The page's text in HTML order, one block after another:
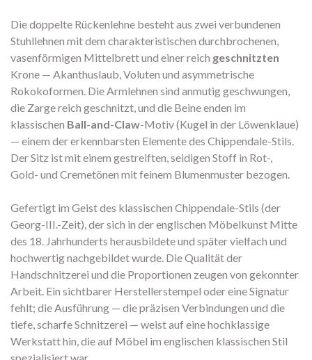
Die doppelte Rückenlehne besteht aus zwei verbundenen
Stuhllehnen mit dem charakteristischen durchbrochenen,
vasenförmigen Mittelbrett und einer reich geschnitzten
Krone — Akanthuslaub, Voluten und asymmetrische
Rokokoformen. Die Armlehnen sind anmutig geschwungen,
die Zarge reich geschnitzt, und die Beine enden im
klassischen Ball-and-Claw-Motiv (Kugel in der Löwenklaue)
— einem der erkennbarsten Elemente des Chippendale-Stils.
Der Sitz ist mit einem gestreiften, seidigen Stoff in Rot-,
Gold- und Cremetönen mit feinem Blumenmuster bezogen.
Gefertigt im Geist des klassischen Chippendale-Stils (der
Georg-III.-Zeit), der sich in der englischen Möbelkunst Mitte
des 18. Jahrhunderts herausbildete und später vielfach und
hochwertig nachgebildet wurde. Die Qualität der
Handschnitzerei und die Proportionen zeugen von gekonnter
Arbeit. Ein sichtbarer Herstellerstempel oder eine Signatur
fehlt; die Ausführung — die präzisen Verbindungen und die
tiefe, scharfe Schnitzerei — weist auf eine hochklassige
Werkstatt hin, die auf Möbel im englischen klassischen Stil